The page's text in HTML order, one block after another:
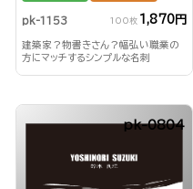
pk-1153 100枚 1,870円
建築家？物書きさん？幅弘い職業の
方にマッチするシンプルな名刺
pk-0804